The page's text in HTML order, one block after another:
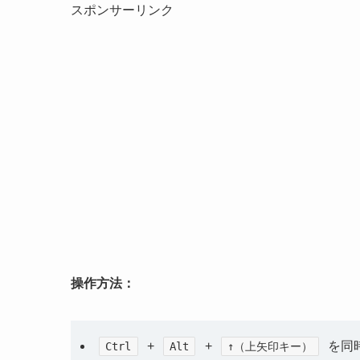
スポンサーリンク
操作方法：
Ctrl + Alt + ↑（上矢印キー） を同